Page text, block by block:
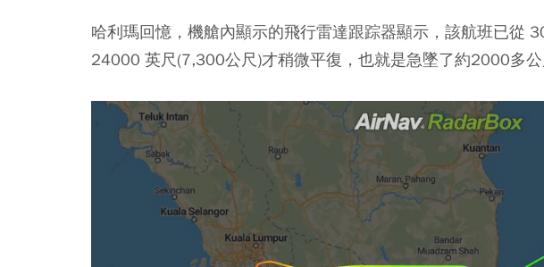
哈利瑪回憶，機艙內顯示的飛行雷達跟踪器顯示，該航班已從
24000 英尺(7,300公尺)才稍微平復，也就是急墜了約2000多公